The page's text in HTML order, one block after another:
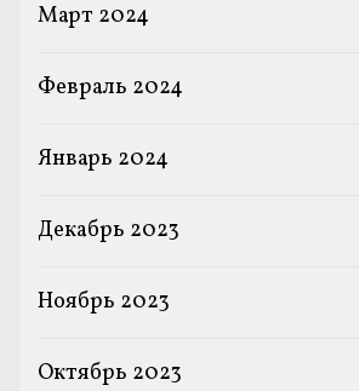
Март 2024
Февраль 2024
Январь 2024
Декабрь 2023
Ноябрь 2023
Октябрь 2023